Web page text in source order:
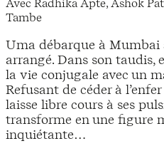
Avec Radhika Apte, Ashok
Tambe
Uma débarque à Mumbai
arrangé. Dans son taudis,
la vie conjugale avec un
Refusant de céder à
laisse libre cours à ses
transforme en une figure
inquiétante…